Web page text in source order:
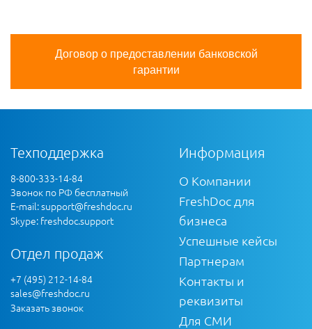
Договор о предоставлении банковской
гарантии
Техподдержка
8-800-333-14-84
Звонок по РФ бесплатный
E-mail:support@freshdoc.ru
Skype: freshdoc.support
Отдел продаж
+7 (495) 212-14-84
sales@freshdoc.ru
Заказать звонок
Информация
О Компании
FreshDoc для
бизнеса
Успешные кейсы
Партнерам
Контакты и
реквизиты
Для СМИ